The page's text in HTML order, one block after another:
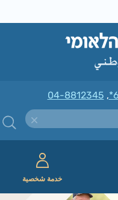
,
04-8812345
خدمة شخصية